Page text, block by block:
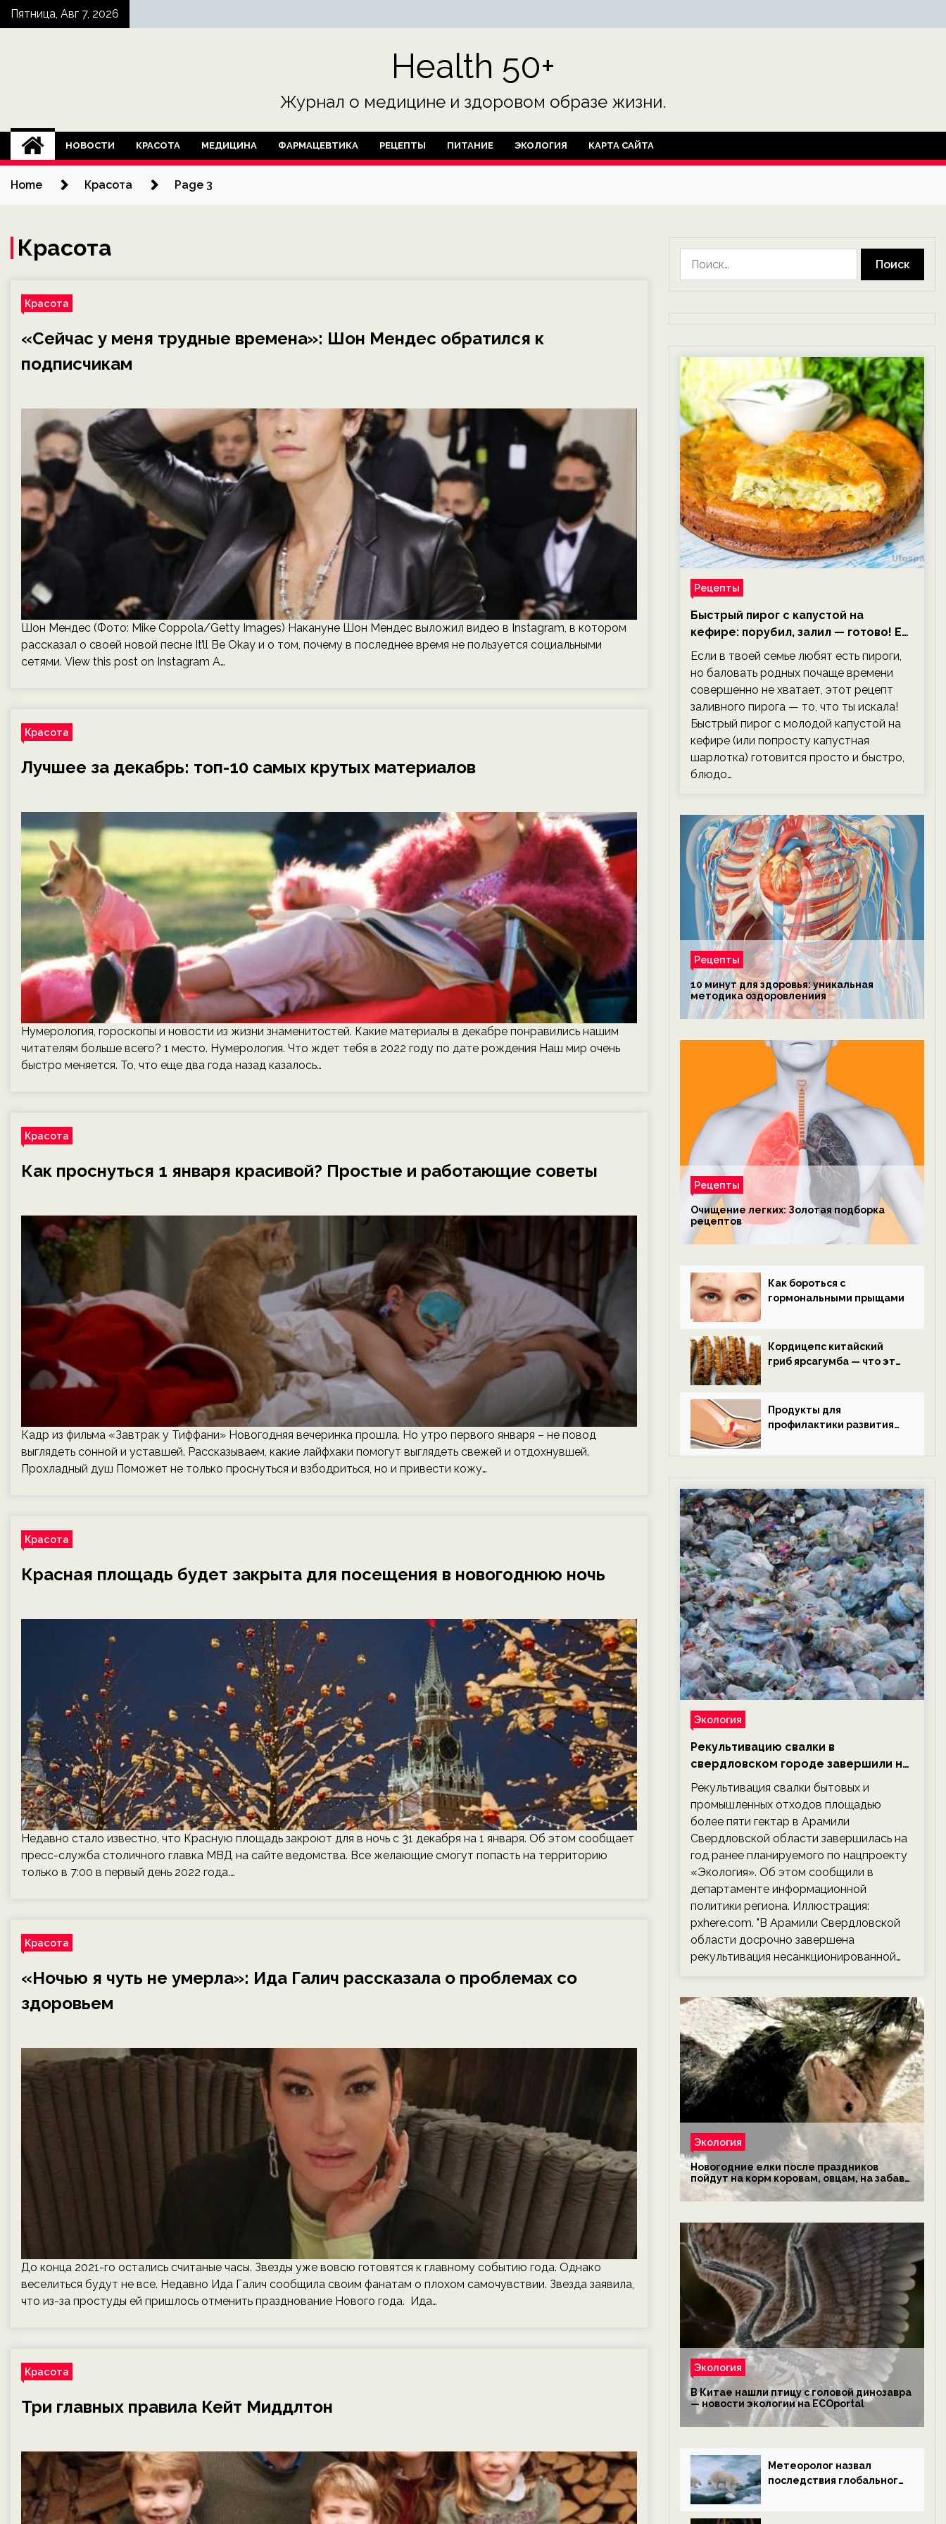
SkipПятница, Авг 7, 2026
Health 50+
Журнал о медицине и здоровом образе жизни.
НОВОСТИ КРАСОТА МЕДИЦИНА ФАРМАЦЕВТИКА РЕЦЕПТЫ ПИТАНИЕ ЭКОЛОГИЯ КАРТА САЙТА
Home Красота Page 3
Красота
Красота
«Сейчас у меня трудные времена»: Шон Мендес обратился к
подписчикам
Шон Мендес (Фото: Mike Coppola/Getty Images) Накануне Шон Мендес выложил видео в Instagram, в котором
рассказал о своей новой песне It’ll Be Okay и о том, почему в последнее время не пользуется социальными
сетями. View this post on Instagram A…
Красота
Лучшее за декабрь: топ-10 самых крутых материалов
Нумерология, гороскопы и новости из жизни знаменитостей. Какие материалы в декабре понравились нашим
читателям больше всего? 1 место. Нумерология. Что ждет тебя в 2022 году по дате рождения Наш мир очень
быстро меняется. То, что еще два года назад казалось…
Красота
Как проснуться 1 января красивой? Простые и работающие советы
Кадр из фильма «Завтрак у Тиффани» Новогодняя вечеринка прошла. Но утро первого января – не повод
выглядеть сонной и уставшей. Рассказываем, какие лайфхаки помогут выглядеть свежей и отдохнувшей.
Прохладный душ Поможет не только проснуться и взбодриться, но и привести кожу…
Красота
Красная площадь будет закрыта для посещения в новогоднюю ночь
Недавно стало известно, что Красную площадь закроют для в ночь с 31 декабря на 1 января. Об этом сообщает
пресс-служба столичного главка МВД на сайте ведомства. Все желающие смогут попасть на территорию
только в 7:00 в первый день 2022 года.…
Красота
«Ночью я чуть не умерла»: Ида Галич рассказала о проблемах со
здоровьем
До конца 2021-го остались считаные часы. Звезды уже вовсю готовятся к главному событию года. Однако
веселиться будут не все. Недавно Ида Галич сообщила своим фанатам о плохом самочувствии. Звезда заявила,
что из-за простуды ей пришлось отменить празднование Нового года. Ида…
Красота
Три главных правила Кейт Миддлтон
Рецепты
Быстрый пирог с капустой на
кефире: порубил, залил — готово! Ем,
не тревожась о фигуре!
Если в твоей семье любят есть пироги,
но баловать родных почаще времени
совершенно не хватает, этот рецепт
заливного пирога — то, что ты искала!
Быстрый пирог с молодой капустой на
кефире (или попросту капустная
шарлотка) готовится просто и быстро,
блюдо…
Рецепты
10 минут для здоровья: уникальная
методика оздоровлениия
Рецепты
Очищение легких: Золотая подборка
рецептов
Как бороться с
гормональными прыщами
Кордицепс китайский
гриб ярсагумба — что это
Продукты для
профилактики развития
Экология
Рекультивацию свалки в
свердловском городе завершили на
год раньше планируемого срока —
новости экологии на ECOportal
Рекультивация свалки бытовых и
промышленных отходов площадью
более пяти гектар в Арамили
Свердловской области завершилась на
год ранее планируемого по нацпроекту
«Экология». Об этом сообщили в
департаменте информационной
политики региона. Иллюстрация:
pxhere.com. "В Арамили Свердловской
области досрочно завершена
рекультивация несанкционированной…
Экология
Новогодние елки после праздников
пойдут на корм коровам, овцам, на забаву
обезьянам, львам и леопардам — новости
экологии на ECOportal
Экология
В Китае нашли птицу с головой динозавра
— новости экологии на ECOportal
Метеоролог назвал
последствия глобального